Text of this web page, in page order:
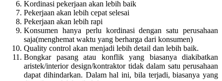
Kordinasi pekerjaan akan lebih baik
Pekerjaan akan lebih cepat selesai
Pekerjaan akan lebih rapi
Konsumen hanya perlu kordinasi dengan satu perusahaan
saja(menghemat waktu yang berharga dari konsumen)
Quality control akan menjadi lebih detail dan lebih baik.
Bongkar pasang atau konflik yang biasanya diakibatkan
aristek/interior design/kontraktor tidak dalam satu perusahaan
dapat dihindarkan. Dalam hal ini, bila terjadi, biasanya yang